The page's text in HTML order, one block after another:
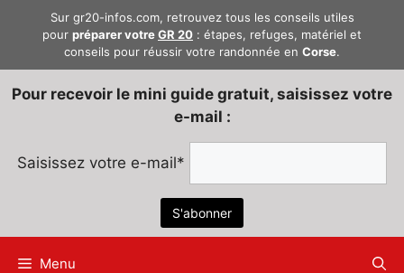
Sur gr20-infos.com, retrouvez tous les conseils utiles
pour préparer votreGR 20 : étapes, refuges, matériel et
conseils pour réussir votre randonnée en Corse.
Pour recevoir le mini guide gratuit, saisissez votre
e-mail :
Saisissez votre e-mail*
Menu